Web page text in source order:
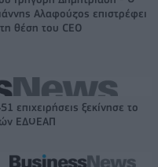
Αλαφούζος επιστρέφει
θέση του CEO
επιχειρήσεις ξεκίνησε το
ΕΔΟΕΑΠ